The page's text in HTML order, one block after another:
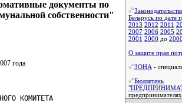
документы по
собственности"
года
КОМИТЕТА
Беларусь по дате
2013 2012 2011
2007 2006 2005
2001 2000 до
О защите прав
ЗОНА -
Бюллетень
предпринимателях.